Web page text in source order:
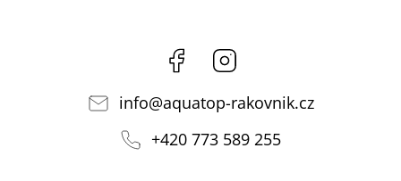
Facebook
info@aquatop-rakovnik.cz
+420 773 589 255